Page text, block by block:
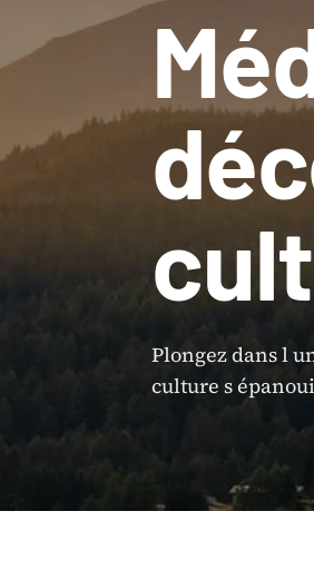
Plongez dans l
culture s